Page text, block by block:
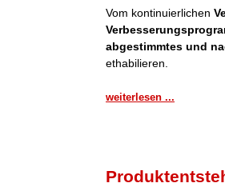
Vom kontinuierlichen
abgestimmtes und
ethabilieren.
weiterlesen ...